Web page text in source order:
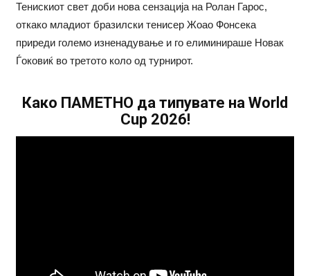
Тенискиот свет доби нова сензација на Ролан Гарос,
откако младиот бразилски тенисер Жоао Фонсека
приреди големо изненадување и го елиминираше Новак
Ѓоковиќ во третото коло од турнирот.
Како ПАМЕТНО да типувате на World
Cup 2026!